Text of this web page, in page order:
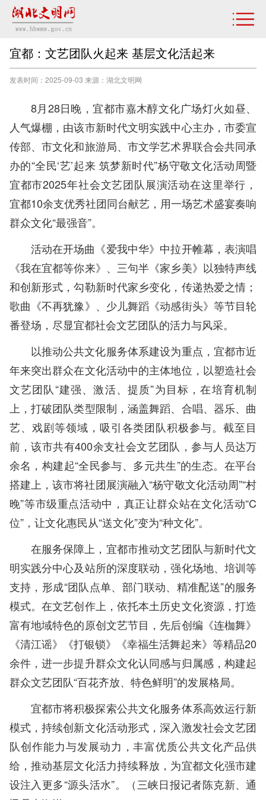
宜都：文艺团队火起来 基层文化活起来
发表时间：2025-09-03 来源：湖北文明网
8月28日晚，宜都市嘉木醇文化广场灯火如昼、
人气爆棚，由该市新时代文明实践中心主办，市委宣
传部、市文化和旅游局、市文学艺术界联合会共同承
办的“全民‘艺’起来 筑梦新时代”杨守敬文化活动周暨
宜都市2025年社会文艺团队展演活动在这里举行，
宜都10余支优秀社团同台献艺，用一场艺术盛宴奏响
群众文化“最强音”。
活动在开场曲《爱我中华》中拉开帷幕，表演唱
《我在宜都等你来》、三句半《家乡美》以独特声线
和创新形式，勾勒新时代家乡变化，传递热爱之情；
歌曲《不再犹豫》、少儿舞蹈《动感街头》等节目轮
番登场，尽显宜都社会文艺团队的活力与风采。
以推动公共文化服务体系建设为重点，宜都市近
年来突出群众在文化活动中的主体地位，以塑造社会
文艺团队“建强、激活、提质”为目标，在培育机制
上，打破团队类型限制，涵盖舞蹈、合唱、器乐、曲
艺、戏剧等领域，吸引各类团队积极参与。截至目
前，该市共有400余支社会文艺团队，参与人员达万
余名，构建起“全民参与、多元共生”的生态。在平台
搭建上，该市将社团展演融入“杨守敬文化活动周”“村
晚”等市级重点活动中，真正让群众站在文化活动“C
位”，让文化惠民从“送文化”变为“种文化”。
在服务保障上，宜都市推动文艺团队与新时代文
明实践分中心及站所的深度联动，强化场地、培训等
支持，形成“团队点单、部门联动、精准配送”的服务
模式。在文艺创作上，依托本土历史文化资源，打造
富有地域特色的原创文艺节目，先后创编《连枷舞》
《清江谣》《打银锁》《幸福生活舞起来》等精品20
余件，进一步提升群众文化认同感与归属感，构建起
群众文艺团队“百花齐放、特色鲜明”的发展格局。
宜都市将积极探索公共文化服务体系高效运行新
模式，持续创新文化活动形式，深入激发社会文艺团
队创作能力与发展动力，丰富优质公共文化产品供
给，推动基层文化活力持续释放，为宜都文化强市建
设注入更多“源头活水”。
（三峡日报记者陈克新、通